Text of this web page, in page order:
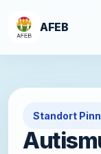
AFEB
Standort